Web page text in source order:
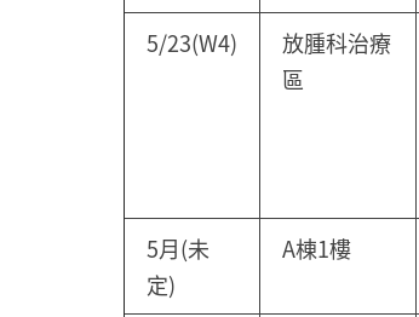
5/23(W4)
放腫科治療
區
5月(未
定)
A棟1樓